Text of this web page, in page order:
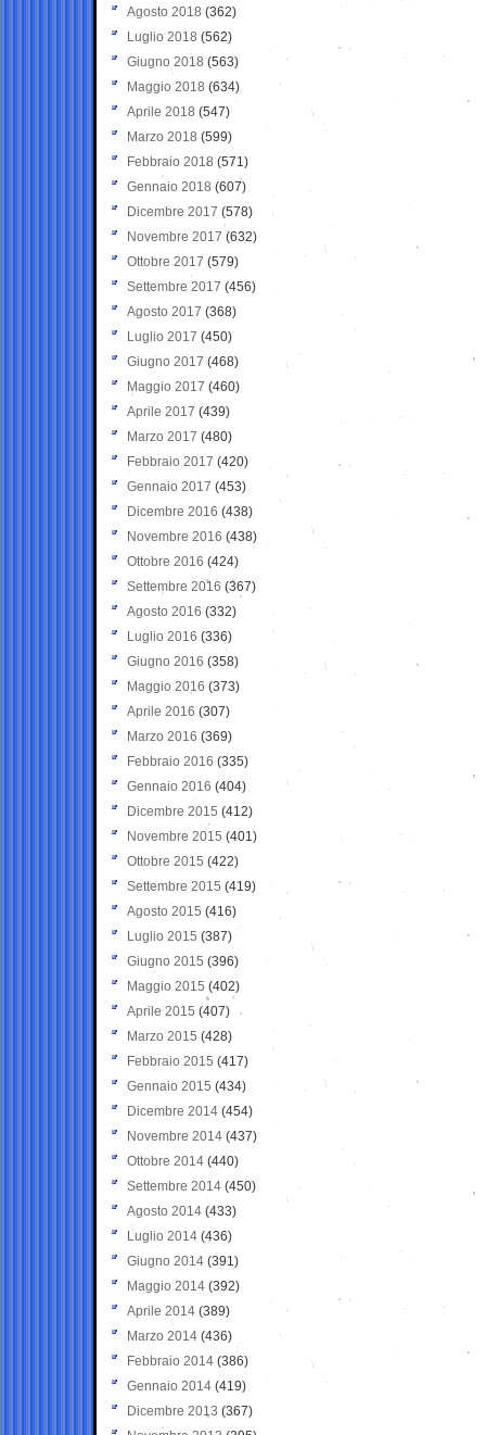
Agosto 2018 (362)
Luglio 2018 (562)
Giugno 2018 (563)
Maggio 2018 (634)
Aprile 2018 (547)
Marzo 2018 (599)
Febbraio 2018 (571)
Gennaio 2018 (607)
Dicembre 2017 (578)
Novembre 2017 (632)
Ottobre 2017 (579)
Settembre 2017 (456)
Agosto 2017 (368)
Luglio 2017 (450)
Giugno 2017 (468)
Maggio 2017 (460)
Aprile 2017 (439)
Marzo 2017 (480)
Febbraio 2017 (420)
Gennaio 2017 (453)
Dicembre 2016 (438)
Novembre 2016 (438)
Ottobre 2016 (424)
Settembre 2016 (367)
Agosto 2016 (332)
Luglio 2016 (336)
Giugno 2016 (358)
Maggio 2016 (373)
Aprile 2016 (307)
Marzo 2016 (369)
Febbraio 2016 (335)
Gennaio 2016 (404)
Dicembre 2015 (412)
Novembre 2015 (401)
Ottobre 2015 (422)
Settembre 2015 (419)
Agosto 2015 (416)
Luglio 2015 (387)
Giugno 2015 (396)
Maggio 2015 (402)
Aprile 2015 (407)
Marzo 2015 (428)
Febbraio 2015 (417)
Gennaio 2015 (434)
Dicembre 2014 (454)
Novembre 2014 (437)
Ottobre 2014 (440)
Settembre 2014 (450)
Agosto 2014 (433)
Luglio 2014 (436)
Giugno 2014 (391)
Maggio 2014 (392)
Aprile 2014 (389)
Marzo 2014 (436)
Febbraio 2014 (386)
Gennaio 2014 (419)
Dicembre 2013 (367)